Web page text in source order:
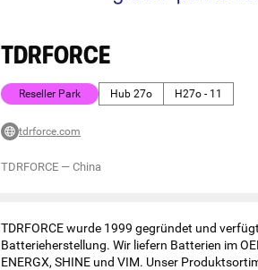
TDRFORCE
Reseller Park Hub 27o H27o - 11
tdrforce.com
TDRFORCE — China
TDRFORCE wurde 1999 gegründet und
Batterieherstellung. Wir liefern Batterien im
ENERGX, SHINE und VIM. Unser